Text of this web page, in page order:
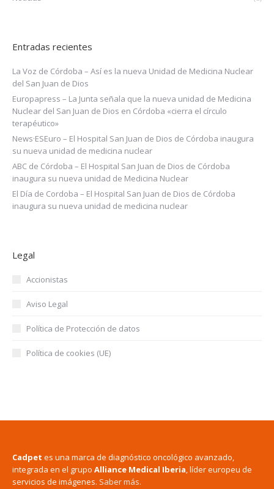
Entradas recientes
La Voz de Córdoba – Así es la nueva Unidad de Medicina Nuclear
del San Juan de Dios
Europapress – La Junta señala que la nueva unidad de Medicina
Nuclear del San Juan de Dios en Córdoba «cierra el círculo
terapéutico»
News·ESEuro – El Hospital San Juan de Dios de Córdoba inaugura
su nueva unidad de medicina nuclear
ABC de Córdoba – El Hospital San Juan de Dios de Córdoba
inaugura su nueva unidad de Medicina Nuclear
El Día de Cordoba – El Hospital San Juan de Dios de Córdoba
inaugura su nueva unidad de medicina nuclear
Legal
Accionistas
Aviso Legal
Política de Protección de datos
Política de cookies (UE)
Cadpet es una marca de diagnóstico oncológico avanzado,
integrada en el grupo Alliance Medical Iberia, líder europeu de
servicios de imágenes. Saber más.